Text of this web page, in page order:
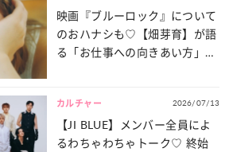
映画『ブルーロック』について
のおハナシも♡【畑芽育】が語
る「お仕事への向きあい方」と
カルチャー 2026/07/13
【JI BLUE】メンバー全員によ
るわちゃわちゃトーク♡ 終始